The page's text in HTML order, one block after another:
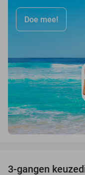
Doe mee!
3-gangen